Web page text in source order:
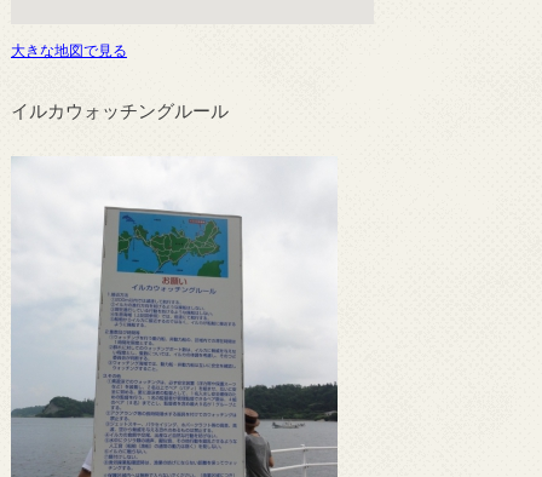
大きな地図で見る
イルカウォッチングルール